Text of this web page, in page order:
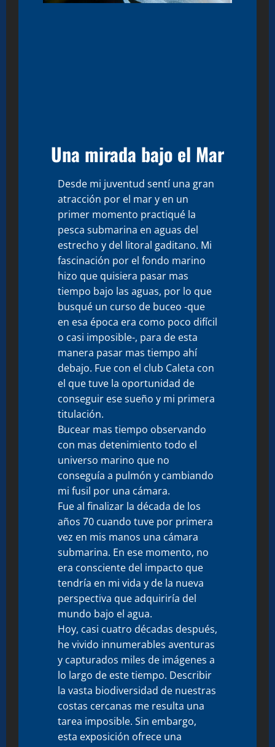
Una mirada bajo el Mar
Desde mi juventud sentí una gran
atracción por el mar y en un
primer momento practiqué la
pesca submarina en aguas del
estrecho y del litoral gaditano. Mi
fascinación por el fondo marino
hizo que quisiera pasar mas
tiempo bajo las aguas, por lo que
busqué un curso de buceo -que
en esa época era como poco difícil
o casi imposible-, para de esta
manera pasar mas tiempo ahí
debajo. Fue con el club Caleta con
el que tuve la oportunidad de
conseguir ese sueño y mi primera
titulación.
Bucear mas tiempo observando
con mas detenimiento todo el
universo marino que no
conseguía a pulmón y cambiando
mi fusil por una cámara.
Fue al finalizar la década de los
años 70 cuando tuve por primera
vez en mis manos una cámara
submarina. En ese momento, no
era consciente del impacto que
tendría en mi vida y de la nueva
perspectiva que adquiriría del
mundo bajo el agua.
Hoy, casi cuatro décadas después,
he vivido innumerables aventuras
y capturados miles de imágenes a
lo largo de este tiempo. Describir
la vasta biodiversidad de nuestras
costas cercanas me resulta una
tarea imposible. Sin embargo,
esta exposición ofrece una